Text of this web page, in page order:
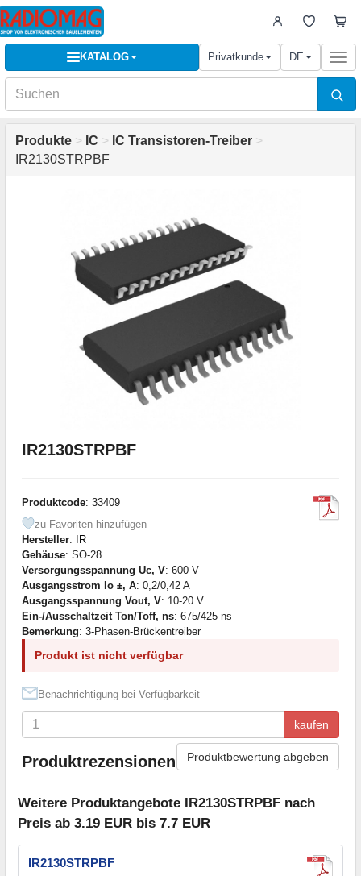
KATALOG Privatkunde DE
Produkte > IC > IC Transistoren-Treiber >
IR2130STRPBF
IR2130STRPBF
Produktcode: 33409
zu Favoriten hinzufügen
Hersteller: IR
Gehäuse: SO-28
Versorgungsspannung Uc, V: 600 V
Ausgangsstrom Io ±, A: 0,2/0,42 A
Ausgangsspannung Vout, V: 10-20 V
Ein-/Ausschaltzeit Ton/Toff, ns: 675/425 ns
Bemerkung: 3-Phasen-Brückentreiber
Produkt ist nicht verfügbar
Benachrichtigung bei Verfügbarkeit
kaufen
Produktrezensionen Produktbewertung abgeben
Weitere Produktangebote IR2130STRPBF nach
Preis ab 3.19 EUR bis 7.7 EUR
IR2130STRPBF